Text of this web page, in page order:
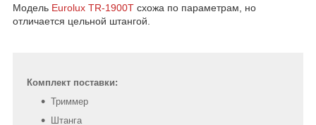
Модель Eurolux TR-1900T схожа по параметрам, но
отличается цельной штангой.
Комплект поставки:
Триммер
Штанга